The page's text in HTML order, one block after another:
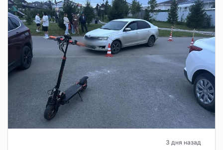
3 дня назад